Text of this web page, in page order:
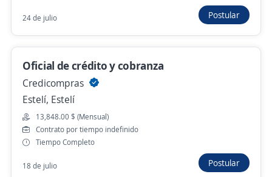
Gerente de Zona
Arabela
Río Blanco, Matagalpa
11,350.00 $ (Mensual) + Comisiones
24 de julio
ejecutivo de ventas
24 de julio Postular
Oficial de crédito y cobranza
Credicompras
Estelí, Estelí
13,848.00 $ (Mensual)
Contrato por tiempo indefinido
Tiempo Completo
18 de julio Postular